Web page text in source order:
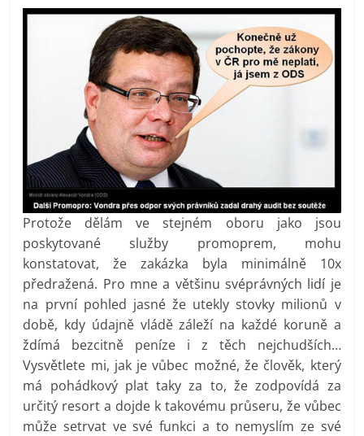
Protože dělám ve stejném oboru jako jsou
poskytované služby promoprem, mohu
konstatovat, že zakázka byla minimálně 10x
předražená. Pro mne a většinu svéprávných lidí je
na první pohled jasné že utekly stovky milionů v
době, kdy údajně vládě záleží na každé koruně a
ždímá bezcitně peníze i z těch nejchudších…
Vysvětlete mi, jak je vůbec možné, že člověk, který
má pohádkový plat taky za to, že zodpovídá za
určitý resort a dojde k takovému průseru, že vůbec
může setrvat ve své funkci a to nemyslím ze své